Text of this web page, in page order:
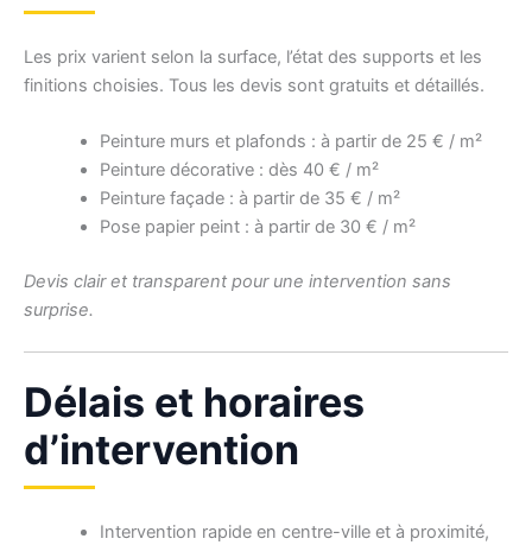
Les prix varient selon la surface, l’état des supports et les
finitions choisies. Tous les devis sont gratuits et détaillés.
Peinture murs et plafonds : à partir de 25 € / m²
Peinture décorative : dès 40 € / m²
Peinture façade : à partir de 35 € / m²
Pose papier peint : à partir de 30 € / m²
Devis clair et transparent pour une intervention sans
surprise.
Délais et horaires
d’intervention
Intervention rapide en centre-ville et à proximité,